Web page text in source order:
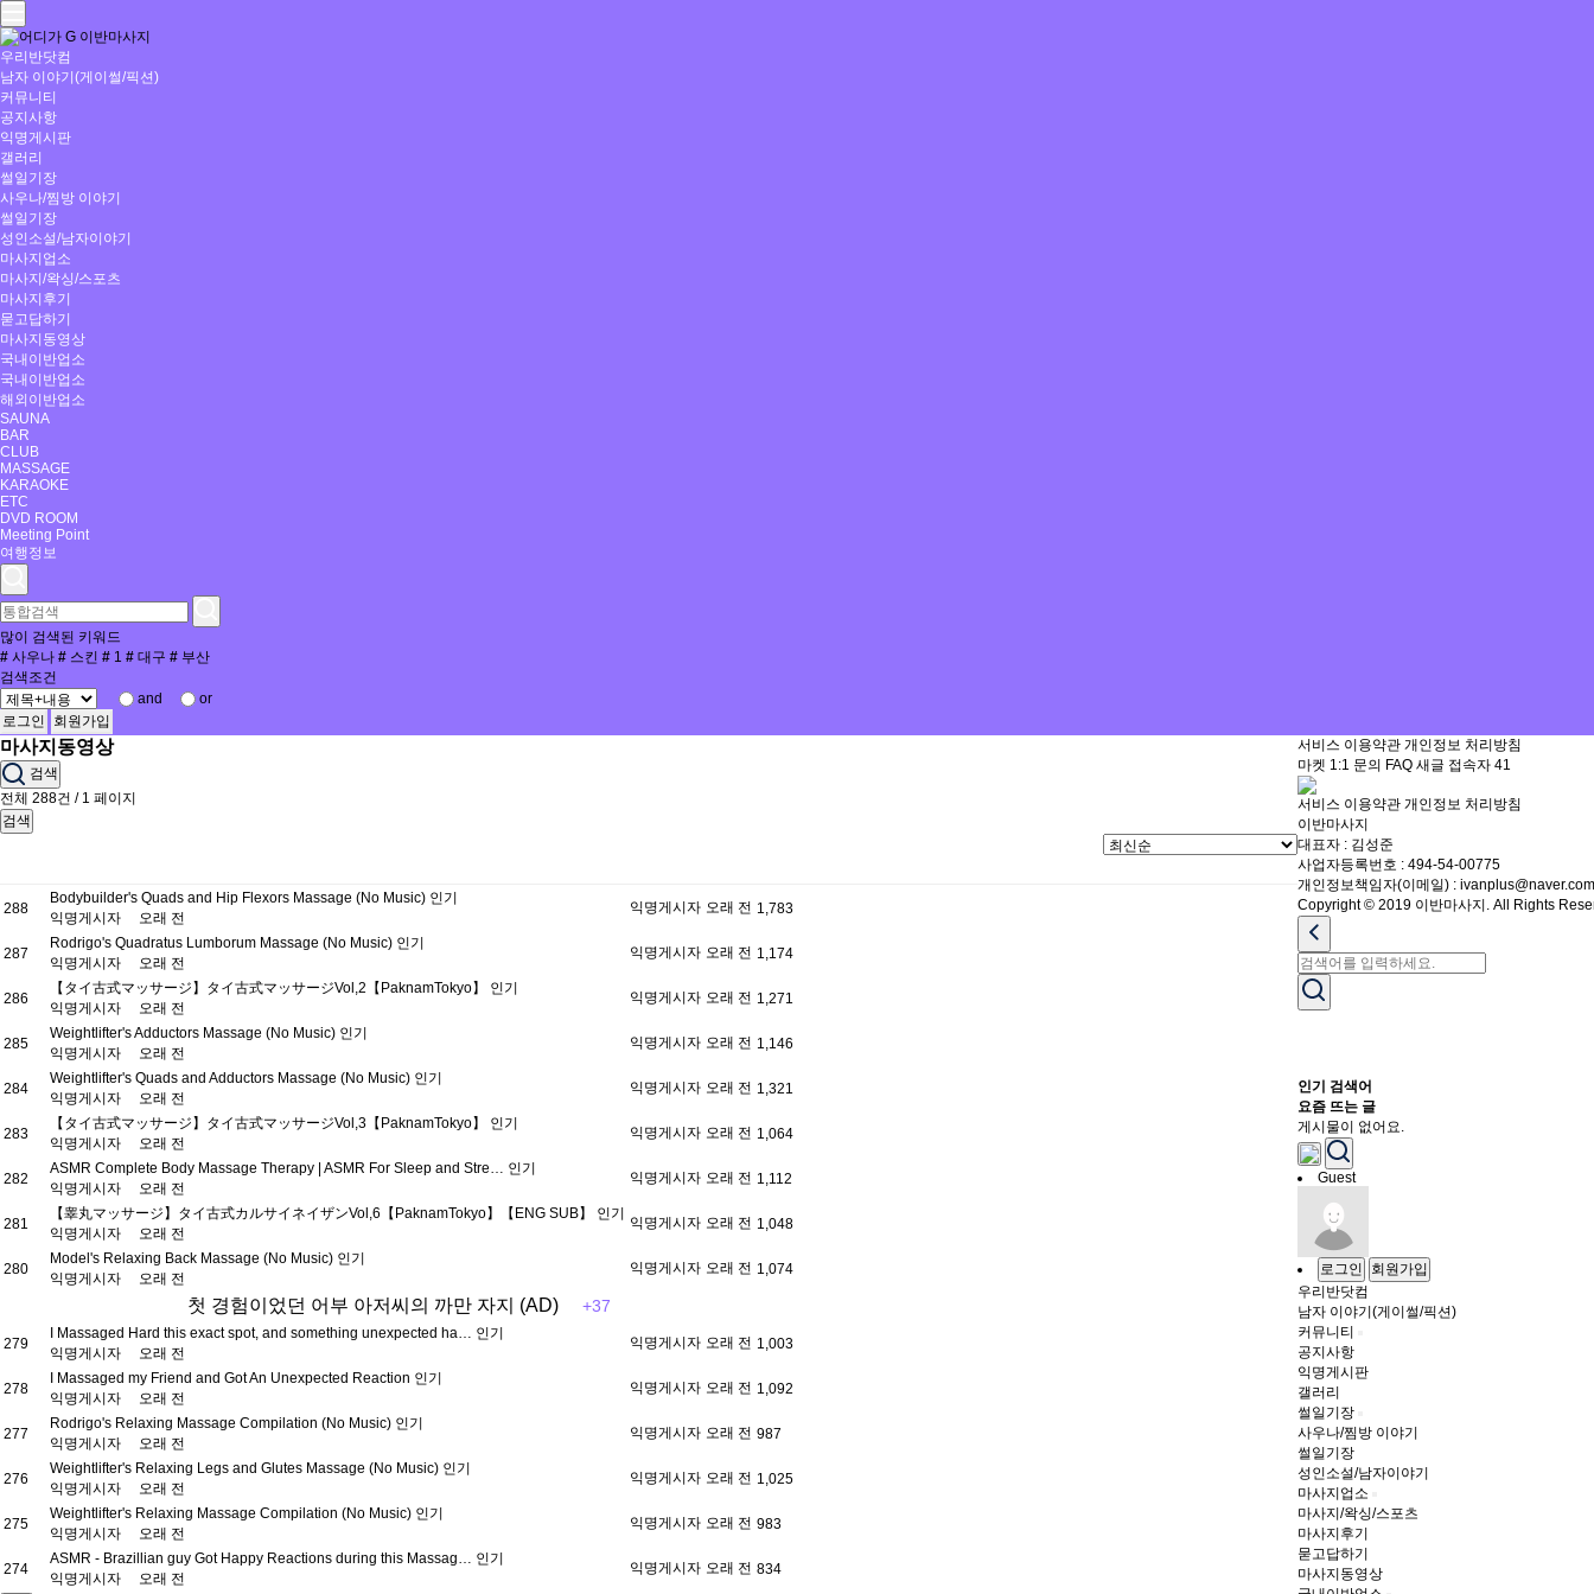
우리반닷컴
남자 이야기(게이썰/픽션)
커뮤니티
공지사항
익명게시판
갤러리
썰일기장
사우나/찜방 이야기
썰일기장
성인소설/남자이야기
마사지업소
마사지/왁싱/스포츠
마사지후기
묻고답하기
마사지동영상
국내이반업소
국내이반업소
해외이반업소
SAUNA
BAR
CLUB
MASSAGE
KARAOKE
ETC
DVD ROOM
Meeting Point
여행정보
많이 검색된 키워드
# 사우나 # 스킨 # 1 # 대구 # 부산
검색조건
and
or
로그인
회원가입
마사지동영상
검색
전체 288건 / 1 페이지
검색
288
Bodybuilder's Quads and Hip Flexors Massage (No Music) 인기
익명게시자 오래 전
익명게시자 오래 전 1,783
287
Rodrigo's Quadratus Lumborum Massage (No Music) 인기
익명게시자 오래 전
익명게시자 오래 전 1,174
286
【タイ古式マッサージ】タイ古式マッサージVol,2【PaknamTokyo】
인기
익명게시자 오래 전
익명게시자 오래 전 1,271
285
Weightlifter's Adductors Massage (No Music) 인기
익명게시자 오래 전
익명게시자 오래 전 1,146
284
Weightlifter's Quads and Adductors Massage (No Music) 인기
익명게시자 오래 전
익명게시자 오래 전 1,321
283
【タイ古式マッサージ】タイ古式マッサージVol,3【PaknamTokyo】
인기
익명게시자 오래 전
익명게시자 오래 전 1,064
282
ASMR Complete Body Massage Therapy | ASMR For Sleep and Stre… 인기
익명게시자 오래 전
익명게시자 오래 전 1,112
281
【睾丸マッサージ】タイ古式カルサイネイザンVol,6【PaknamTokyo】【ENG SUB】
인기
익명게시자 오래 전
익명게시자 오래 전 1,048
280
Model's Relaxing Back Massage (No Music) 인기
익명게시자 오래 전
익명게시자 오래 전 1,074
첫 경험이었던 어부 아저씨의 까만 자지 (AD) +37
279
I Massaged Hard this exact spot, and something unexpected ha… 인기
익명게시자 오래 전
익명게시자 오래 전 1,003
278
I Massaged my Friend and Got An Unexpected Reaction 인기
익명게시자 오래 전
익명게시자 오래 전 1,092
277
Rodrigo's Relaxing Massage Compilation (No Music) 인기
익명게시자 오래 전
익명게시자 오래 전 987
276
Weightlifter's Relaxing Legs and Glutes Massage (No Music) 인기
익명게시자 오래 전
익명게시자 오래 전 1,025
275
Weightlifter's Relaxing Massage Compilation (No Music) 인기
익명게시자 오래 전
익명게시자 오래 전 983
274
ASMR - Brazillian guy Got Happy Reactions during this Massag… 인기
익명게시자 오래 전
익명게시자 오래 전 834
서비스 이용약관 개인정보 처리방침
마켓 1:1 문의 FAQ 새글 접속자 41
서비스 이용약관 개인정보 처리방침
이반마사지
대표자 : 김성준
사업자등록번호 : 494-54-00775
개인정보책임자(이메일) : ivanplus@naver.com
Copyright © 2019 이반마사지. All Rights
인기 검색어
요즘 뜨는 글
게시물이 없어요.
Guest
로그인
회원가입
우리반닷컴
남자 이야기(게이썰/픽션)
커뮤니티
공지사항
익명게시판
갤러리
썰일기장
사우나/찜방 이야기
썰일기장
성인소설/남자이야기
마사지업소
마사지/왁싱/스포츠
마사지후기
묻고답하기
마사지동영상